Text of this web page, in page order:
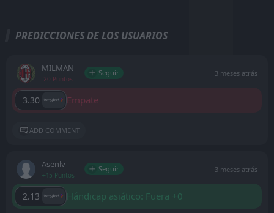
PREDICCIONES DE LOS USUARIOS
MILMAN
-20 Puntos
Seguir 3 meses atrás
3.30 Empate
ADD COMMENT
Asenlv
+45 Puntos
Seguir 3 meses atrás
2.13 Hándicap asiático: Fuera +0